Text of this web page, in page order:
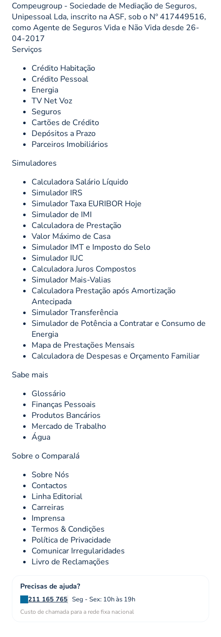
Compeugroup - Sociedade de Mediação de Seguros,
Unipessoal Lda, inscrito na ASF, sob o Nº 417449516,
como Agente de Seguros Vida e Não Vida desde 26-
04-2017
Serviços
Crédito Habitação
Crédito Pessoal
Energia
TV Net Voz
Seguros
Cartões de Crédito
Depósitos a Prazo
Parceiros Imobiliários
Simuladores
Calculadora Salário Líquido
Simulador IRS
Simulador Taxa EURIBOR Hoje
Simulador de IMI
Calculadora de Prestação
Valor Máximo de Casa
Simulador IMT e Imposto do Selo
Simulador IUC
Calculadora Juros Compostos
Simulador Mais-Valias
Calculadora Prestação após Amortização
Antecipada
Simulador Transferência
Simulador de Potência a Contratar e Consumo de
Energia
Mapa de Prestações Mensais
Calculadora de Despesas e Orçamento Familiar
Sabe mais
Glossário
Finanças Pessoais
Produtos Bancários
Mercado de Trabalho
Água
Sobre o ComparaJá
Sobre Nós
Contactos
Linha Editorial
Carreiras
Imprensa
Termos & Condições
Política de Privacidade
Comunicar Irregularidades
Livro de Reclamações
Precisas de ajuda?
211 165 765 Seg - Sex: 10h às 19h
Custo de chamada para a rede fixa nacional